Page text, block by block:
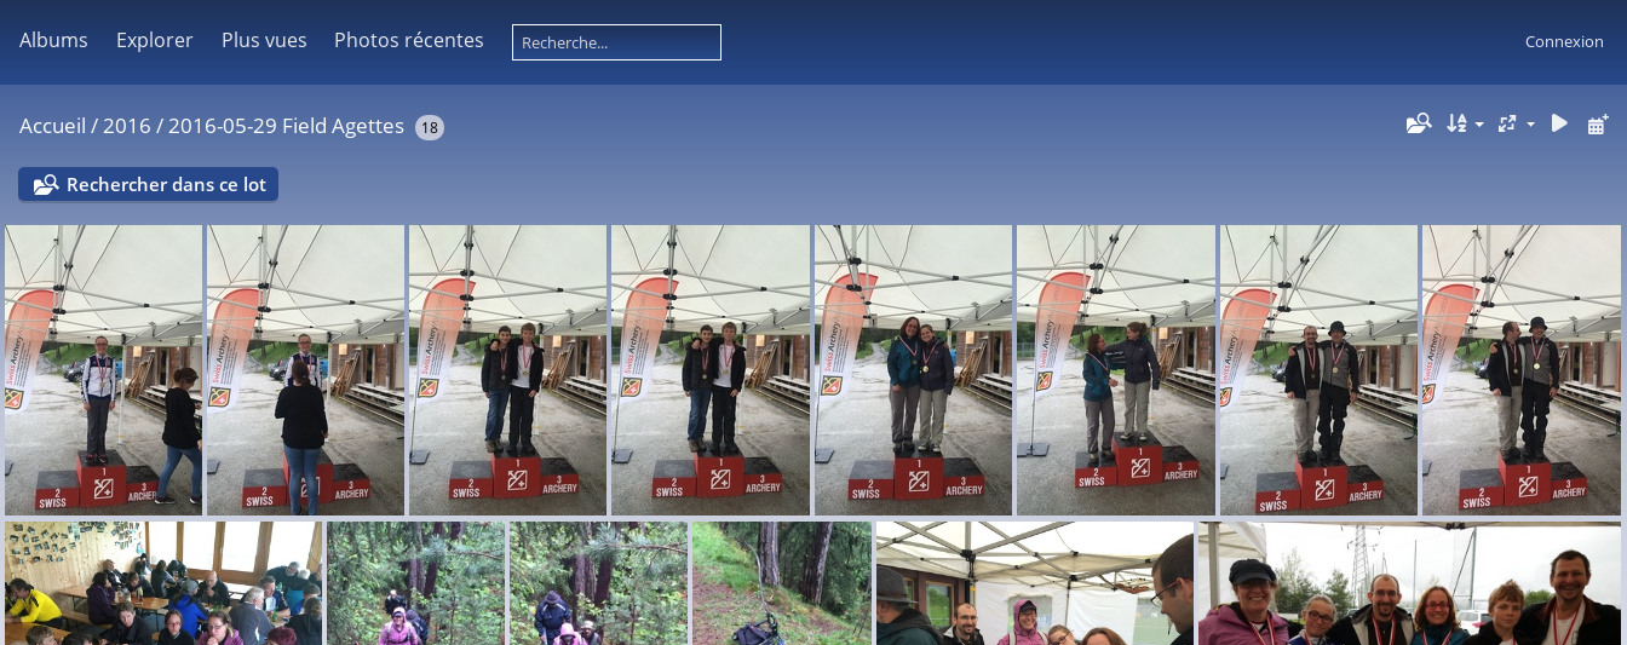
Albums Explorer Plus vues Photos récentes Connexion
Accueil /2016 /2016-05-29 Field Agettes 18
Rechercher dans ce lot
IMG 6410 IMG 6409 IMG 6407 IMG 6406 IMG 6404 IMG 6402 IMG 6401 IMG 6399